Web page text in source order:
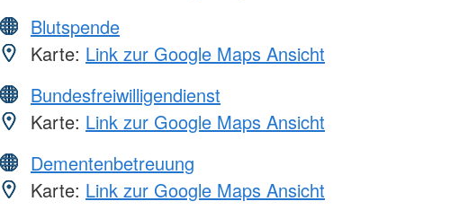
Blutspende
Karte: Link zur Google Maps Ansicht
Bundesfreiwilligendienst
Karte: Link zur Google Maps Ansicht
Dementenbetreuung
Karte: Link zur Google Maps Ansicht